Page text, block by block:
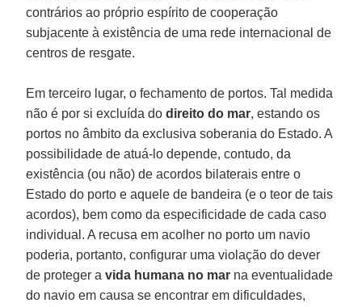
contrários ao próprio espírito de cooperação
subjacente à existência de uma rede internacional de
centros de resgate.
Em terceiro lugar, o fechamento de portos. Tal medida
não é por si excluída dodireito do mar, estando os
portos no âmbito da exclusiva soberania do Estado. A
possibilidade de atuá-lo depende, contudo, da
existência (ou não) de acordos bilaterais entre o
Estado do porto e aquele de bandeira (e o teor de tais
acordos), bem como da especificidade de cada caso
individual. A recusa em acolher no porto um navio
poderia, portanto, configurar uma violação do dever
de proteger avida humana no mar na eventualidade
do navio em causa se encontrar em dificuldades,